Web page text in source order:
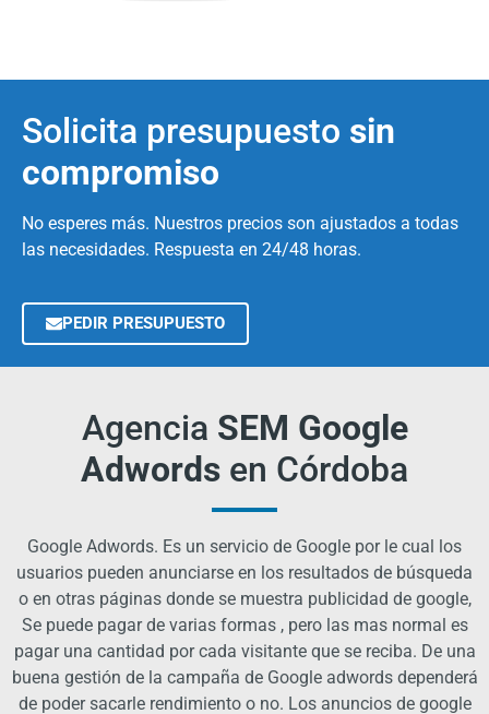
Solicita presupuesto sin
compromiso
No esperes más. Nuestros precios son ajustados a todas
las necesidades. Respuesta en 24/48 horas.
PEDIR PRESUPUESTO
Agencia SEM Google
Adwords en Córdoba
Google Adwords. Es un servicio de Google por le cual los
usuarios pueden anunciarse en los resultados de búsqueda
o en otras páginas donde se muestra publicidad de google,
Se puede pagar de varias formas , pero las mas normal es
pagar una cantidad por cada visitante que se reciba. De una
buena gestión de la campaña de Google adwords dependerá
de poder sacarle rendimiento o no. Los anuncios de google